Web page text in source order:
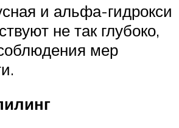
и альфа-гидрокси
не так глубоко,
мер